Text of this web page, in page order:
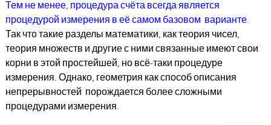
Тем не менее, процедура счёта всегда является
процедурой измерения в её самом базовом варианте.
Так что такие разделы математики, как теория чисел,
теория множеств и другие с ними связанные имеют свои
корни в этой простейшей, но всё-таки процедуре
измерения. Однако, геометрия как способ описания
непрерывностей порождается более сложными
процедурами измерения.